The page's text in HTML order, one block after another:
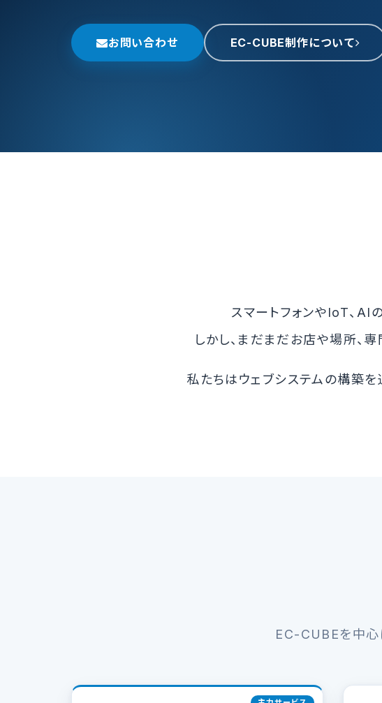
お問い合わせ EC-CUBE制作について
スマートフォンやIoT、AI
しかし、まだまだお店や場所、
私たちはウェブシステムの構築を
EC-CUBEを中心